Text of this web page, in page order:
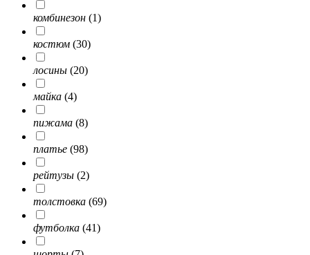
комбинезон (1)
костюм (30)
лосины (20)
майка (4)
пижама (8)
платье (98)
рейтузы (2)
толстовка (69)
футболка (41)